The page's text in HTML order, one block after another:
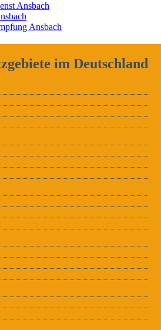
Ansbach
Ansbach
im Deutschland